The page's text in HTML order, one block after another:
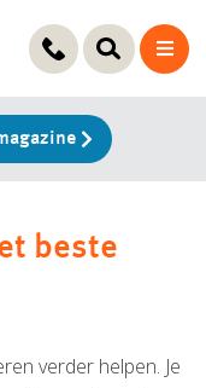
beste
verder helpen. Je